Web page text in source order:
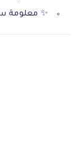
✨ معلومة